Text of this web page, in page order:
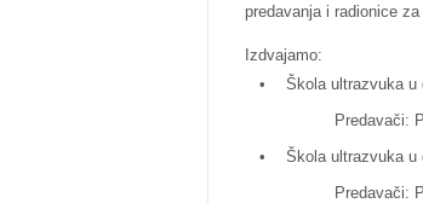
predavanja i radionice
Izdvajamo:
•
Škola ultrazvuka u
Predavači: Prof.
•
Škola ultrazvuka u
Predavači: Prof.